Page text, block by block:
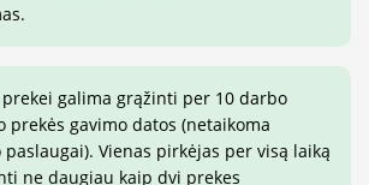
galima grąžinti per 10 darbo
prekės gavimo datos (netaikoma
Vienas pirkėjas per visą laiką
ne daugiau kaip dvi prekes